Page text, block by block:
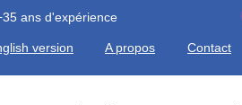
ans d'expérience
version A propos Contact